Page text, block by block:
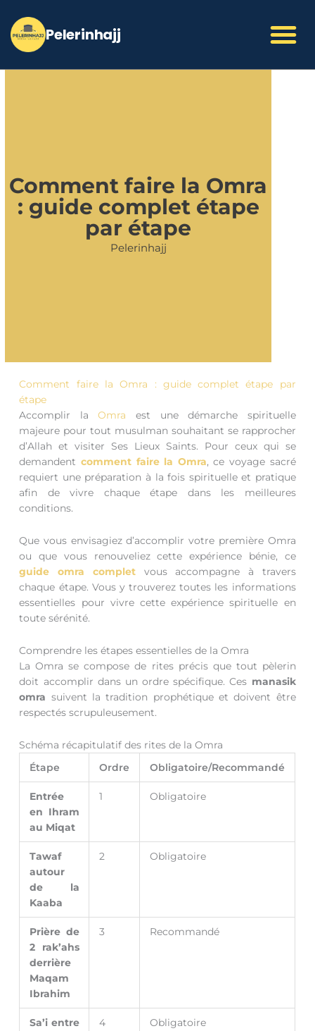
contenu
Comment faire la Omra
: guide complet étape
par étape
Pelerinhajj
Comment faire la Omra : guide complet étape par
étape
Accomplir laOmra est une démarche spirituelle
majeure pour tout musulman souhaitant se rapprocher
d’Allah et visiter Ses Lieux Saints. Pour ceux qui se
demandent comment faire la Omra, ce voyage sacré
requiert une préparation à la fois spirituelle et pratique
afin de vivre chaque étape dans les meilleures
conditions.
Que vous envisagiez d’accomplir votre première Omra
ou que vous renouveliez cette expérience bénie, ce
guide omra completvous accompagne à travers
chaque étape. Vous y trouverez toutes les informations
essentielles pour vivre cette expérience spirituelle en
toute sérénité.
Comprendre les étapes essentielles de la Omra
La Omra se compose de rites précis que tout pèlerin
doit accomplir dans un ordre spécifique. Ces manasik
omra suivent la tradition prophétique et doivent être
respectés scrupuleusement.
Schéma récapitulatif des rites de la Omra
Étape
Ordre Obligatoire/Recommandé
Entrée
en Ihram
au Miqat
1 Obligatoire
Tawaf
autour
de la
Kaaba
2 Obligatoire
Prière de
2 rak’ahs
derrière
Maqam
Ibrahim
3 Recommandé
Sa’i entre
4 Obligatoire